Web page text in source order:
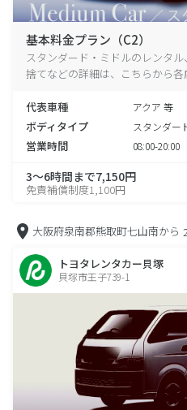
基本料金プラン（C2）
スタンダード・ミドルのレンタ
捨てなどの詳細は、こちらから各
代表車種 アクア 等
ボディタイプ スタンダー
営業時間 08:00-20:00
3～6時間まで7,150円
免責補償制度1,100円
大阪府泉南郡熊取町七山南から
トヨタレンタカー貝塚
貝塚市王子739-1